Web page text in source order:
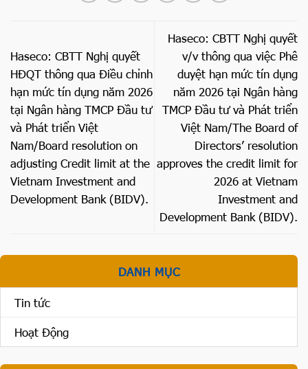
Haseco: CBTT Nghị quyết
HĐQT thông qua Điều chỉnh
hạn mức tín dụng năm 2026
tại Ngân hàng TMCP Đầu tư
và Phát triển Việt
Nam/Board resolution on
adjusting Credit limit at the
Vietnam Investment and
Development Bank (BIDV).
Haseco: CBTT Nghị quyết
v/v thông qua việc Phê
duyệt hạn mức tín dụng
năm 2026 tại Ngân hàng
TMCP Đầu tư và Phát triển
Việt Nam/The Board of
Directors’ resolution
approves the credit limit for
2026 at Vietnam
Investment and
Development Bank (BIDV).
DANH MỤC
Tin tức
Hoạt Động